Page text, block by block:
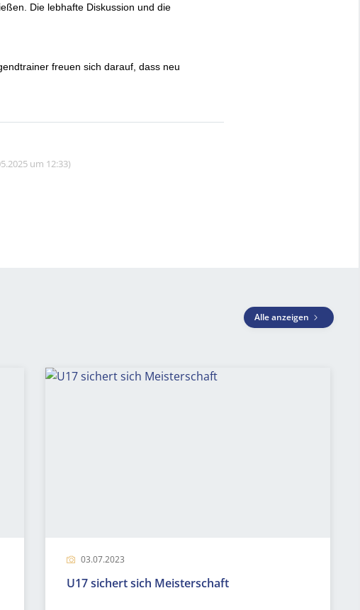
Die lebhafte Diskussion und die
freuen sich darauf, dass neu
um 12:33)
Alle anzeigen
03.07.2023
U17 sichert sich Meisterschaft